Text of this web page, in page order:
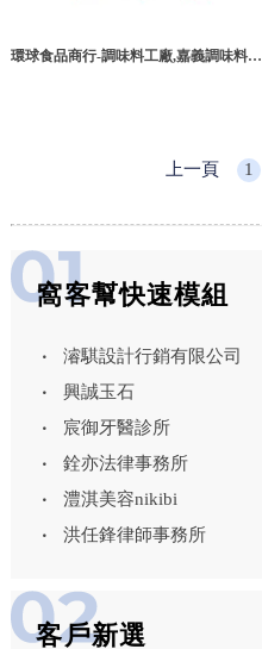
環球食品商行-調味料工廠,嘉義調味料工
上一頁 1
窩客幫快速模組
濬騏設計行銷有限公司
興誠玉石
宸御牙醫診所
銓亦法律事務所
澧淇美容nikibi
洪任鋒律師事務所
客戶新選